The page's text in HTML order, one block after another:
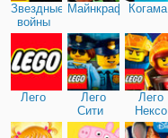
Звездные
войны
МайнкрафтКогама
Лего
Лего
Сити
Лего
Нексо
Найтс